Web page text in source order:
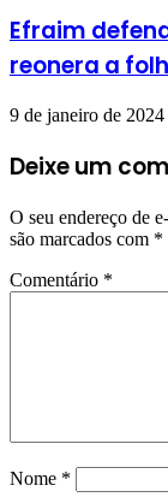
Efraim
reonera a
9 de janeiro de 2024
Deixe um
O seu endereço de
são marcados com *
Comentário *
Nome *